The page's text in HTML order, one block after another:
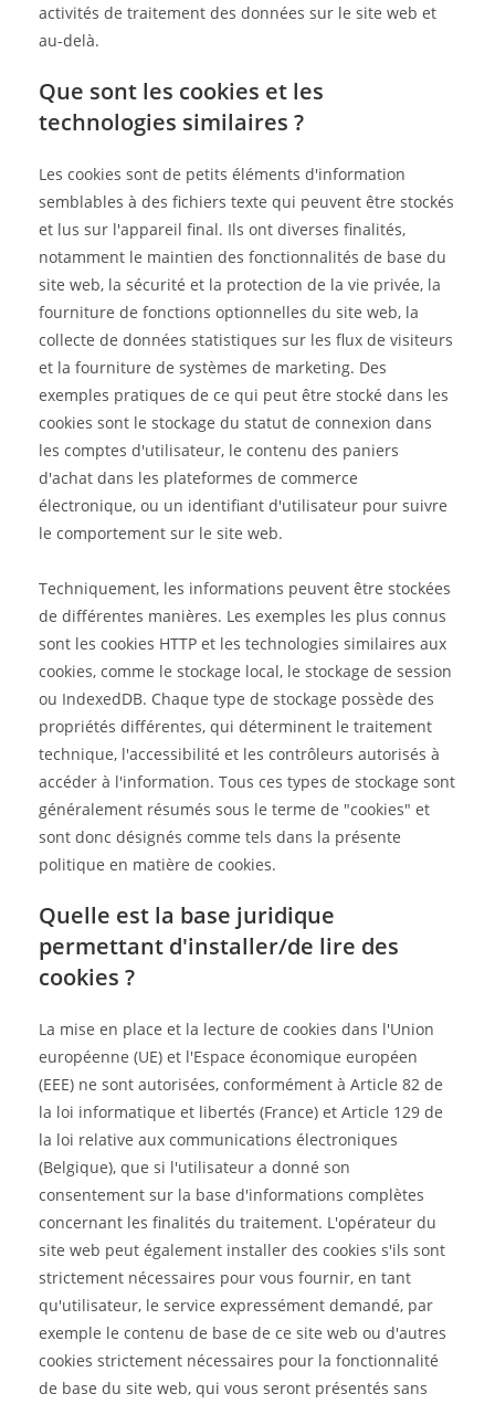
activités de traitement des données sur le site web et
au-delà.
Que sont les cookies et les
technologies similaires ?
Les cookies sont de petits éléments d'information
semblables à des fichiers texte qui peuvent être stockés
et lus sur l'appareil final. Ils ont diverses finalités,
notamment le maintien des fonctionnalités de base du
site web, la sécurité et la protection de la vie privée, la
fourniture de fonctions optionnelles du site web, la
collecte de données statistiques sur les flux de visiteurs
et la fourniture de systèmes de marketing. Des
exemples pratiques de ce qui peut être stocké dans les
cookies sont le stockage du statut de connexion dans
les comptes d'utilisateur, le contenu des paniers
d'achat dans les plateformes de commerce
électronique, ou un identifiant d'utilisateur pour suivre
le comportement sur le site web.
Techniquement, les informations peuvent être stockées
de différentes manières. Les exemples les plus connus
sont les cookies HTTP et les technologies similaires aux
cookies, comme le stockage local, le stockage de session
ou IndexedDB. Chaque type de stockage possède des
propriétés différentes, qui déterminent le traitement
technique, l'accessibilité et les contrôleurs autorisés à
accéder à l'information. Tous ces types de stockage sont
généralement résumés sous le terme de "cookies" et
sont donc désignés comme tels dans la présente
politique en matière de cookies.
Quelle est la base juridique
permettant d'installer/de lire des
cookies ?
La mise en place et la lecture de cookies dans l'Union
européenne (UE) et l'Espace économique européen
(EEE) ne sont autorisées, conformément à Article 82 de
la loi informatique et libertés (France) et Article 129 de
la loi relative aux communications électroniques
(Belgique), que si l'utilisateur a donné son
consentement sur la base d'informations complètes
concernant les finalités du traitement. L'opérateur du
site web peut également installer des cookies s'ils sont
strictement nécessaires pour vous fournir, en tant
qu'utilisateur, le service expressément demandé, par
exemple le contenu de base de ce site web ou d'autres
cookies strictement nécessaires pour la fonctionnalité
de base du site web, qui vous seront présentés sans